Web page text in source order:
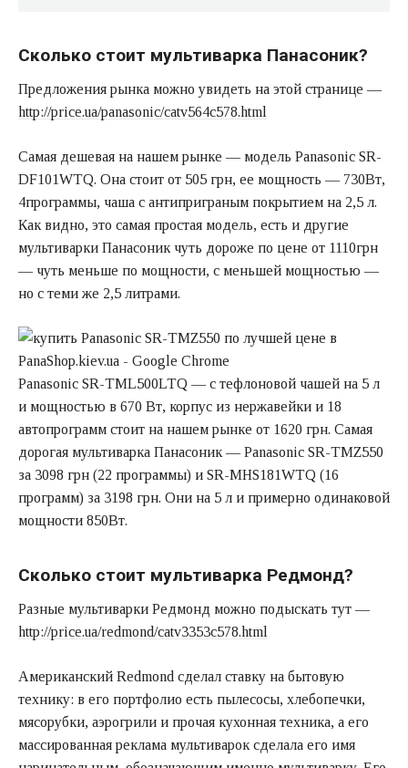
Сколько стоит мультиварка Панасоник?
Предложения рынка можно увидеть на этой странице —
http://price.ua/panasonic/catv564c578.html
Самая дешевая на нашем рынке — модель Panasonic SR-
DF101WTQ. Она стоит от 505 грн, ее мощность — 730Вт,
4программы, чаша с антиприграным покрытием на 2,5 л.
Как видно, это самая простая модель, есть и другие
мультиварки Панасоник чуть дороже по цене от 1110грн
— чуть меньше по мощности, с меньшей мощностью —
но с теми же 2,5 литрами.
Panasonic SR-TML500LTQ — с тефлоновой чашей на 5 л
и мощностью в 670 Вт, корпус из нержавейки и 18
автопрограмм стоит на нашем рынке от 1620 грн. Самая
дорогая мультиварка Панасоник — Panasonic SR-TMZ550
за 3098 грн (22 программы) и SR-MHS181WTQ (16
программ) за 3198 грн. Они на 5 л и примерно одинаковой
мощности 850Вт.
Сколько стоит мультиварка Редмонд?
Разные мультиварки Редмонд можно подыскать тут —
http://price.ua/redmond/catv3353c578.html
Американский Redmond сделал ставку на бытовую
технику: в его портфолио есть пылесосы, хлебопечки,
мясорубки, аэрогрили и прочая кухонная техника, а его
массированная реклама мультиварок сделала его имя